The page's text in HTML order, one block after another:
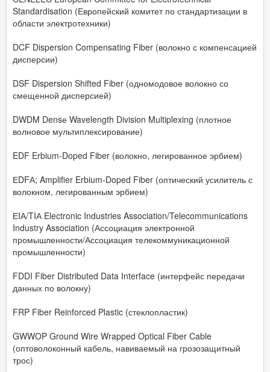
Standardisation (Европейский комитет по стандартизации в
области электротехники)
DCF Dispersion Compensating Fiber (волокно с компенсацией
дисперсии)
DSF Dispersion Shifted Fiber (одномодовое волокно со
смещенной дисперсией)
DWDM Densе Wavelength Division Multiplexing (плотное
волновое мультиплексирование)
EDF Erbium-Doped Fiber (волокно, легированное эрбием)
ЕDFА; Amplifier Erbium-Doped Fiber (оптический усилитель с
волокном, легированным эрбием)
ЕIА/TIА Electronic Industries Association/Telecommunications
Industry Association (Ассоциация электронной
промышленности/Ассоциация телекоммуникационной
промышленности)
FDDI Fiber Distributed Data Interface (интерфейс передачи
данных по волокну)
FRP Fiber Reinforced Plastic (стеклопластик)
GWWOP Ground Wire Wrapped Optical Fiber Cable
(оптоволоконный кабель, навиваемый на грозозащитный
трос)